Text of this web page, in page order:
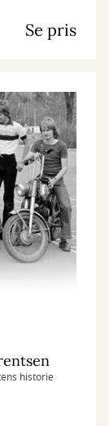
Se pris
historie